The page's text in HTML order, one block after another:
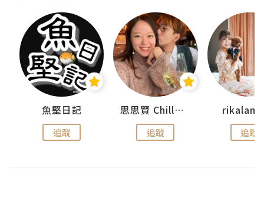
魚堅日記
追蹤
思思賢 ChillMyBabe
追蹤 追蹤